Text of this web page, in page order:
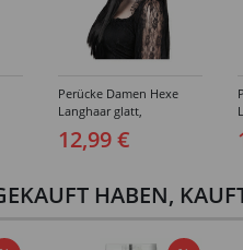
Perücke Damen Hexe
Langhaar glatt,
12,99 €
HABEN,